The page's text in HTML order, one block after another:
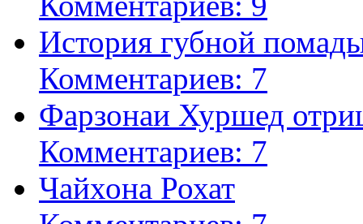
История губной
Комментариев: 7
Фарзонаи Хуршед
Комментариев: 7
Чайхона Рохат